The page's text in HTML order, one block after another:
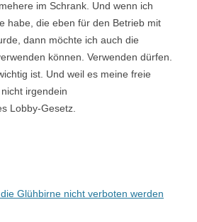
im Schrank. Und wenn ich
habe, die eben für den Betrieb mit
dann möchte ich auch die
können. Verwenden dürfen.
ist. Und weil es meine freie
irgendein
Lobby-Gesetz.
Glühbirne nicht verboten werden